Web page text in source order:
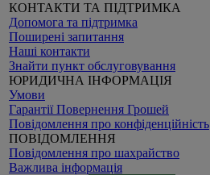
КОНТАКТИ ТА ПІДТРИМКА
Допомога та підтримка
Поширені запитання
Наші контакти
Знайти пункт обслуговування
ЮРИДИЧНА ІНФОРМАЦІЯ
Умови
Гарантії Повернення Грошей
Повідомлення про конфіденційність
ПОВІДОМЛЕННЯ
Повідомлення про шахрайство
Важлива інформація